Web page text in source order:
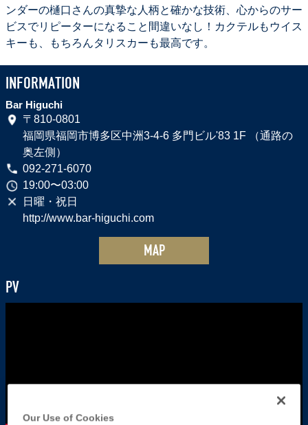
タ
リ
ス
MADE
BY
THE
ンダーの樋口さんの真摯な人柄と確かな技術、心からのサー
ビスでリピーターになること間違いなし！カクテルもウイス
キーも、もちろんタリスカーも最高です。
INFORMATION
Bar Higuchi
〒810-0801
福岡県福岡市博多区中洲3-4-6 多門ビル'83 1F （通路の
奥左側）
092-271-6070
19:00〜03:00
日曜・祝日
http://www.bar-higuchi.com
MAP
PV
Our Use of Cookies